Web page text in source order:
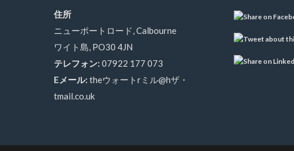
住所
ニューポートロード, Calbourne
ワイト島, PO30 4JN
テレフォン: 07922 177 073
Eメール: theウォートrミル@hザ・
tmail.co.uk